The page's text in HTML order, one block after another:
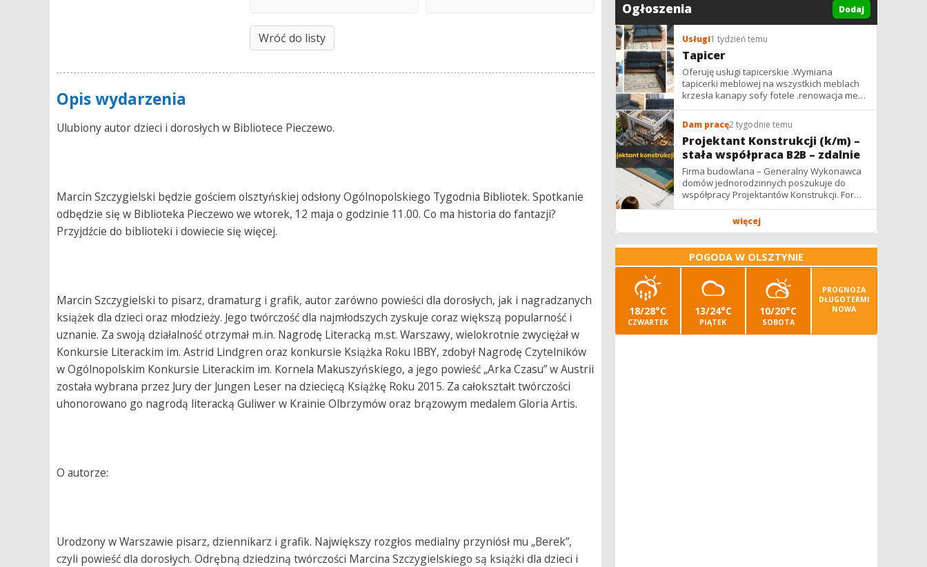
Wróć do listy
Opis wydarzenia
Ulubiony autor dzieci i dorosłych w Bibliotece Pieczewo.
Marcin Szczygielski będzie gościem olsztyńskiej odsłony Ogólnopolskiego Tygodnia Bibliotek. Spotkanie
odbędzie się w Biblioteka Pieczewo we wtorek, 12 maja o godzinie 11.00. Co ma historia do fantazji?
Przyjdźcie do biblioteki i dowiecie się więcej.
Marcin Szczygielski to pisarz, dramaturg i grafik, autor zarówno powieści dla dorosłych, jak i nagradzanych
książek dla dzieci oraz młodzieży. Jego twórczość dla najmłodszych zyskuje coraz większą popularność i
uznanie. Za swoją działalność otrzymał m.in. Nagrodę Literacką m.st. Warszawy, wielokrotnie zwyciężał w
Konkursie Literackim im. Astrid Lindgren oraz konkursie Książka Roku IBBY, zdobył Nagrodę Czytelników
w Ogólnopolskim Konkursie Literackim im. Kornela Makuszyńskiego, a jego powieść „Arka Czasu” w Austrii
została wybrana przez Jury der Jungen Leser na dziecięcą Książkę Roku 2015. Za całokształt twórczości
uhonorowano go nagrodą literacką Guliwer w Krainie Olbrzymów oraz brązowym medalem Gloria Artis.
O autorze:
Urodzony w Warszawie pisarz, dziennikarz i grafik. Największy rozgłos medialny przyniósł mu „Berek”,
czyli powieść dla dorosłych. Odrębną dziedziną twórczości Marcina Szczygielskiego są książki dla dzieci i
Ogłoszenia Dodaj
Usługi1 tydzień temu
Tapicer
Oferuję usługi tapicerskie .Wymiana
tapicerki meblowej na wszystkich meblach
krzesła kanapy sofy fotele .renowacja mebli
vintage,PRL. glamur
Dam pracę2 tygodnie temu
Projektant Konstrukcji (k/m) –
stała współpraca B2B – zdalnie
Firma budowlana – Generalny Wykonawca
domów jednorodzinnych poszukuje do
współpracy Projektantów Konstrukcji. Forma
współpracy: B2B / podwykonawstwo –
więcej
POGODA W OLSZTYNIE
18/28°C
CZWARTEK
13/24°C
PIĄTEK
10/20°C
SOBOTA
PROGNOZA
DŁUGOTERMI
NOWA